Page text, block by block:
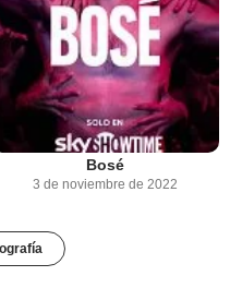
Bosé
3 de noviembre de 2022